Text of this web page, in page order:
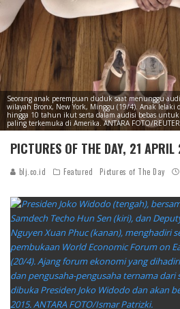
Seorang anak perempuan duduk saat menunggu
wilayah Bronx, New York, Minggu (19/4). Anak lelaki
hingga 10 tahun ikut serta dalam audisi bebas
paling terkemuka di Amerika. ANTARA FOTO/
PICTURES OF THE DAY, 21
blj.co.id Featured Pictures of The Day